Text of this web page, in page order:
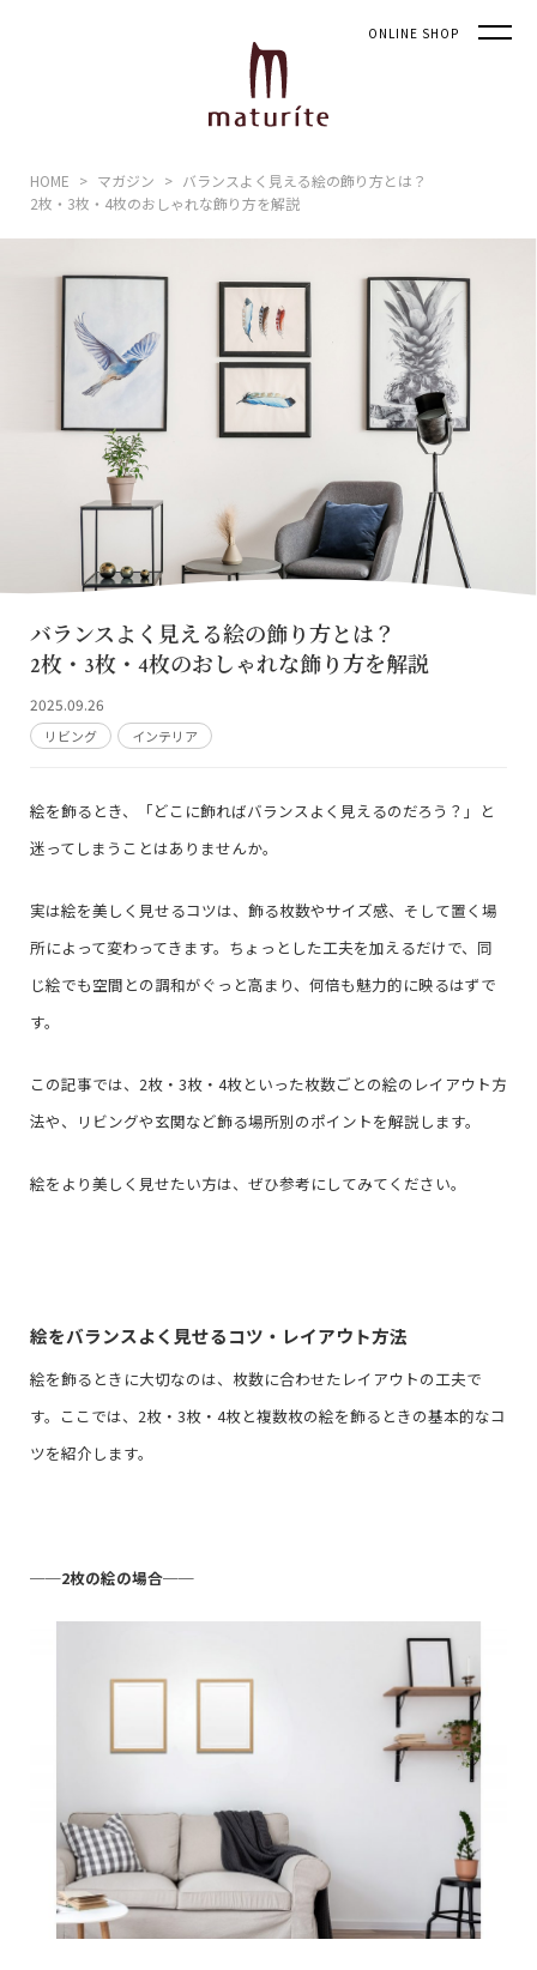
ONLINE SHOP
HOME マガジン
バランスよく見える絵の飾り方とは？
2枚・3枚・4枚のおしゃれな飾り方を解説
バランスよく見える絵の飾り方とは？
2枚・3枚・4枚のおしゃれな飾り方を解説
2025.09.26
リビング インテリア
絵を飾るとき、「どこに飾ればバランスよく見えるのだろう？」と
迷ってしまうことはありませんか。
実は絵を美しく見せるコツは、飾る枚数やサイズ感、そして置く場
所によって変わってきます。ちょっとした工夫を加えるだけで、同
じ絵でも空間との調和がぐっと高まり、何倍も魅力的に映るはずで
す。
この記事では、2枚・3枚・4枚といった枚数ごとの絵のレイアウト方
法や、リビングや玄関など飾る場所別のポイントを解説します。
絵をより美しく見せたい方は、ぜひ参考にしてみてください。
絵をバランスよく見せるコツ・レイアウト方法
絵を飾るときに大切なのは、枚数に合わせたレイアウトの工夫で
す。ここでは、2枚・3枚・4枚と複数枚の絵を飾るときの基本的なコ
ツを紹介します。
──2枚の絵の場合──